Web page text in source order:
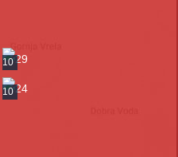
10
10